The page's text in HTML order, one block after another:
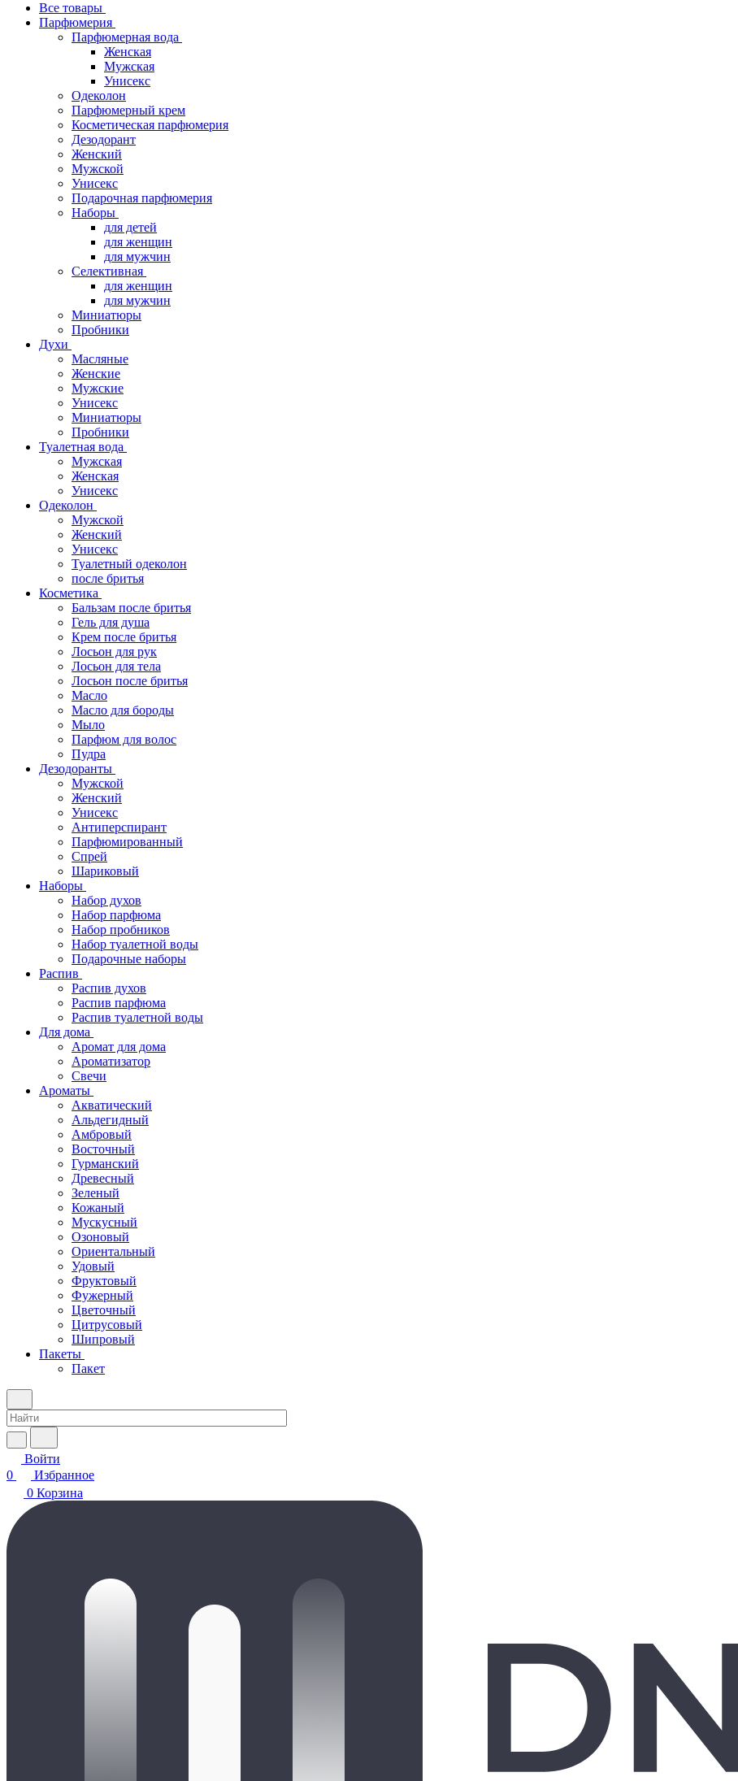
Все товары
Парфюмерия
Парфюмерная вода
Женская
Мужская
Унисекс
Одеколон
Парфюмерный крем
Косметическая парфюмерия
Дезодорант
Женский
Мужской
Унисекс
Подарочная парфюмерия
Наборы
для детей
для женщин
для мужчин
Селективная
для женщин
для мужчин
Миниатюры
Пробники
Духи
Масляные
Женские
Мужские
Унисекс
Миниатюры
Пробники
Туалетная вода
Мужская
Женская
Унисекс
Одеколон
Мужской
Женский
Унисекс
Туалетный одеколон
после бритья
Косметика
Бальзам после бритья
Гель для душа
Крем после бритья
Лосьон для рук
Лосьон для тела
Лосьон после бритья
Масло
Масло для бороды
Мыло
Парфюм для волос
Пудра
Дезодоранты
Мужской
Женский
Унисекс
Антиперспирант
Парфюмированный
Спрей
Шариковый
Наборы
Набор духов
Набор парфюма
Набор пробников
Набор туалетной воды
Подарочные наборы
Распив
Распив духов
Распив парфюма
Распив туалетной воды
Для дома
Аромат для дома
Ароматизатор
Свечи
Ароматы
Акватический
Альдегидный
Амбровый
Восточный
Гурманский
Древесный
Зеленый
Кожаный
Мускусный
Озоновый
Ориентальный
Удовый
Фруктовый
Фужерный
Цветочный
Цитрусовый
Шипровый
Пакеты
Пакет
Войти
0
Избранное
0 Корзина